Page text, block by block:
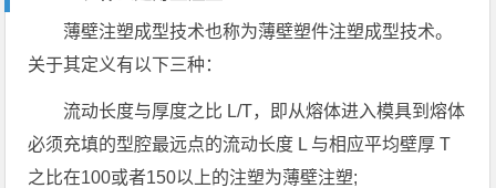
薄壁注塑成型技术也称为薄壁塑件注塑成型技术。
关于其定义有以下三种：
流动长度与厚度之比 L/T，即从熔体进入模具到熔体
必须充填的型腔最远点的流动长度 L 与相应平均壁厚 T
之比在100或者150以上的注塑为薄壁注塑;